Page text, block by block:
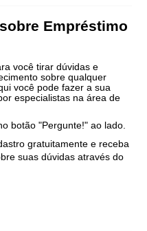
Empréstimo
você tirar dúvidas e
sobre qualquer
você pode fazer a sua
especialistas na área de
botão "Pergunte!" ao lado.
gratuitamente e receba
suas dúvidas através do